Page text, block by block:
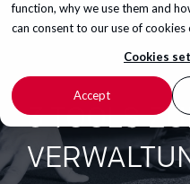
function, why we use them and
can consent to our use of cookies
Cookies
Accept
3 TOOLS